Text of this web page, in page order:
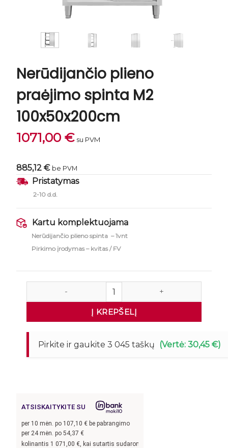
Nerūdijančio plieno
praėjimo spinta M2
100x50x200cm
1071,00 € su PVM
885,12 € be PVM
Pristatymas
2-10 d.d.
Kartu komplektuojama
Nerūdijančio plieno spinta – 1vnt
Pirkimo įrodymas – kvitas / FV
produkto kiekis: Nerūdijančio plieno praėjimo spinta
Į KREPŠELĮ
Pirkite ir gaukite 3 045 taškų (Vertė: 30,45 €)
ATSISKAITYKITE SU
per 10 mėn. po 107,10 € be pabrangimo
per 24 mėn. po 54,37 €
1 071,00€, kai sutartis sudaroma 24 mėn. terminui, metinė palūkanų